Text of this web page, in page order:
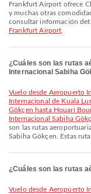
Frankfurt Airport ofrece Clínica y farmacias, Silla de ruedas, Sala de guardería
y muchas otras
consultar información
Frankfurt Airport
¿Cuáles son las rutas
Internacional Sabiha
Vuelo desde Aeropuerto Internacional Sabiha Gökçen hasta Aeropuerto
Internacional de Kuala
Gökçen hasta Houari
Internacional Sabiha
son las rutas
Sabiha Gökçen. Estas
¿Cuáles son las rutas
Vuelo desde Aeropuerto